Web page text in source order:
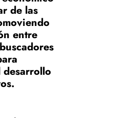
de las
entre